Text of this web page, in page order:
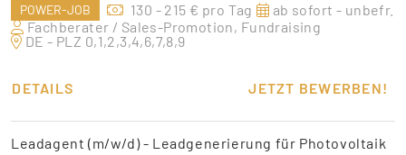
POWER-JOB 130 - 215 € pro Tag
ab sofort - unbefr.
Fachberater / Sales-Promotion, Fundraising
DE - PLZ 0,1,2,3,4,6,7,8,9
DETAILS JETZT BEWERBEN!
Leadagent (m/w/d) - Leadgenerierung für Photovoltaik